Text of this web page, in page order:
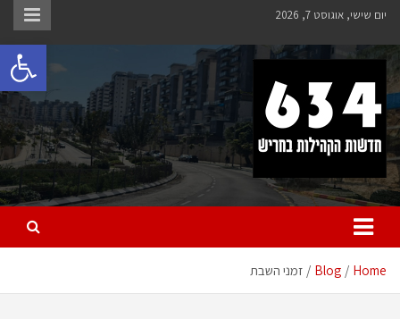
Skip
content
יום שישי, אוגוסט 7, 2026
חריש 634
חדשות הקהילות בחריש
Home
Blog זמני השבת